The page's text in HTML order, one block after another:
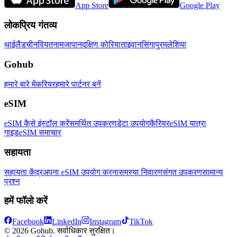
App Store Google Play
लोकप्रिय गंतव्य
थाईलैंडचीनवियतनामजापानदक्षिण कोरियाताइवानसिंगापुरमलेशिया
Gohub
हमारे बारे मेंकरियरहमारे पार्टनर बनें
eSIM
eSIM कैसे इंस्टॉल करेंसमर्थित उपकरणडेटा उपयोगकैरियरeSIM यात्रा
गाइडeSIM समाचार
सहायता
सहायता केंद्रअपना eSIM उपयोग करनासमस्या निवारणसंगत उपकरणसामान्य
प्रश्न
हमें फॉलो करें
Facebook LinkedIn Instagram
TikTok
© 2026 Gohub. सर्वाधिकार सुरक्षित।